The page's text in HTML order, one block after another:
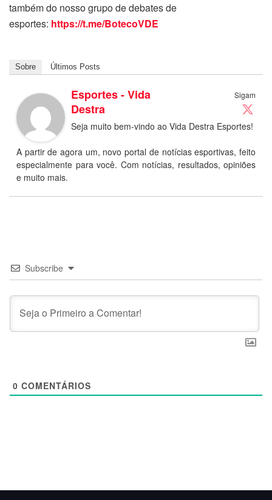
também do nosso grupo de debates de
esportes: https://t.me/BotecoVDE
Sobre Últimos Posts
Sigam
Esportes - Vida
Destra
Seja muito bem-vindo ao Vida Destra Esportes!
A partir de agora um, novo portal de notícias esportivas, feito
especialmente para você. Com notícias, resultados, opiniões
e muito mais.
Subscribe
0 COMENTÁRIOS